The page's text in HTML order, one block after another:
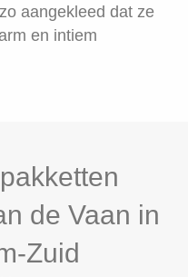
aangekleed dat ze
en intiem
de Vaan in
Zuid